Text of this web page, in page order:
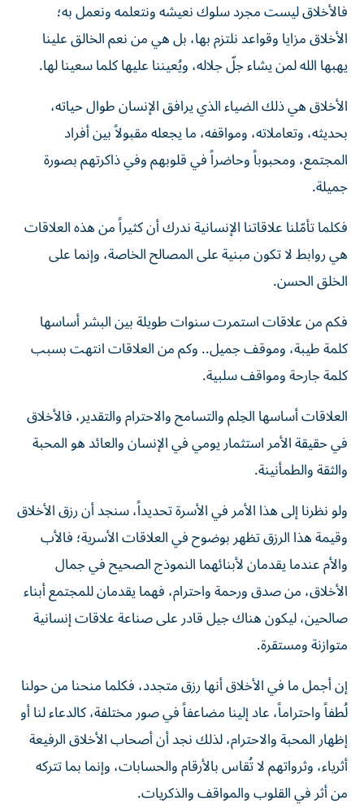
فالأخلاق ليست مجرد سلوك نعيشه ونتعلمه ونعمل به؛
الأخلاق مزايا وقواعد نلتزم بها، بل هي من نعم الخالق علينا
يهبها الله لمن يشاء جلّ جلاله، ويُعيننا عليها كلما سعينا لها.
الأخلاق هي ذلك الضياء الذي يرافق الإنسان طوال حياته،
بحديثه، وتعاملاته، ومواقفه، ما يجعله مقبولاً بين أفراد
المجتمع، ومحبوباً وحاضراً في قلوبهم وفي ذاكرتهم بصورة
جميلة.
فكلما تأمّلنا علاقاتنا الإنسانية ندرك أن كثيراً من هذه العلاقات
هي روابط لا تكون مبنية على المصالح الخاصة، وإنما على
الخلق الحسن.
فكم من علاقات استمرت سنوات طويلة بين البشر أساسها
كلمة طيبة، وموقف جميل.. وكم من العلاقات انتهت بسبب
كلمة جارحة ومواقف سلبية.
العلاقات أساسها الحِلم والتسامح والاحترام والتقدير، فالأخلاق
في حقيقة الأمر استثمار يومي في الإنسان والعائد هو المحبة
والثقة والطمأنينة.
ولو نظرنا إلى هذا الأمر في الأسرة تحديداً، سنجد أن رزق الأخلاق
وقيمة هذا الرزق تظهر بوضوح في العلاقات الأسرية؛ فالأب
والأم عندما يقدمان لأبنائهما النموذج الصحيح في جمال
الأخلاق، من صدق ورحمة واحترام، فهما يقدمان للمجتمع أبناء
صالحين، ليكون هناك جيل قادر على صناعة علاقات إنسانية
متوازنة ومستقرة.
إن أجمل ما في الأخلاق أنها رزق متجدد، فكلما منحنا من حولنا
لُطفاً واحتراماً، عاد إلينا مضاعفاً في صور مختلفة، كالدعاء لنا أو
إظهار المحبة والاحترام، لذلك نجد أن أصحاب الأخلاق الرفيعة
أثرياء، وثرواتهم لا تُقاس بالأرقام والحسابات، وإنما بما تتركه
من أثر في القلوب والمواقف والذكريات.